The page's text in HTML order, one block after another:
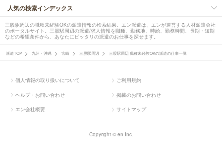
人気の検索インデックス
三股駅周辺の職種未経験OKの派遣情報の検索結果。エン派遣は、エンが運営する人材派遣会社
のポータルサイト。三股駅周辺の派遣/求人情報を職種、勤務地、時給、勤務時間、長期・短期
などの希望条件から、あなたにピッタリの派遣のお仕事を探せます。
派遣TOP 九州・沖縄 宮崎 三股駅周辺 三股駅周辺 職種未経験OKの派遣の仕事一覧
個人情報の取り扱いについて ご利用規約
ヘルプ・お問い合わせ 掲載のお問い合わせ
エン会社概要 サイトマップ
Copyright © en Inc.